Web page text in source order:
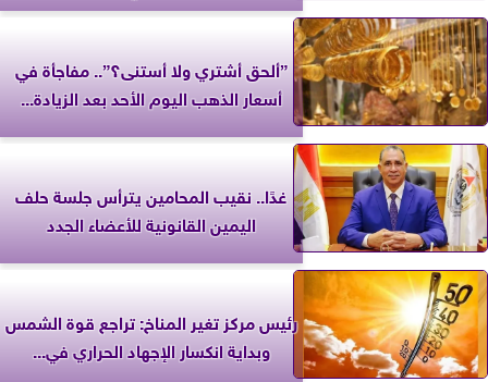
”ألحق أشتري ولا أستنى؟”.. مفاجأة في
أسعار الذهب اليوم الأحد بعد الزيادة...
غدًا.. نقيب المحامين يترأس جلسة حلف
اليمين القانونية للأعضاء الجدد
رئيس مركز تغير المناخ: تراجع قوة الشمس
وبداية انكسار الإجهاد الحراري في...